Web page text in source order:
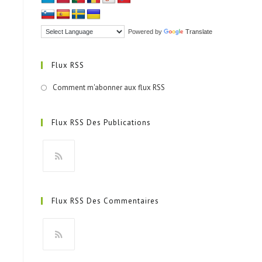
Powered by Translate
Flux RSS
Comment m'abonner aux flux RSS
Flux RSS Des Publications
Flux RSS Des Commentaires